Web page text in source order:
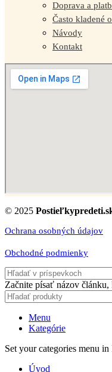
Doprava a
Často kladené
Návody
Kontakt
© 2025
Ochrana osobných údajov
Obchodné podmienky
Začnite písať názov
Menu
Kategórie
Set your categories menu
Úvod